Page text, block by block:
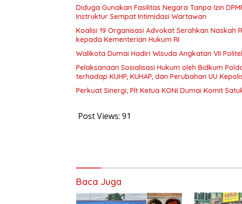
Diduga Gunakan Fasilitas Negara Tanpa Izin
Instruktur Sempat Intimidasi Wartawan
Koalisi 19 Organisasi Advokat Serahkan
kepada Kementerian Hukum RI
Walikota Dumai Hadiri Wisuda Angkatan VII
Pelaksanaan Sosialisasi Hukum oleh Bidkum
terhadap KUHP, KUHAP, dan Perubahan UU
Perkuat Sinergi, Plt Ketua KONI Dumai Komit
Post Views: 91
Baca Juga